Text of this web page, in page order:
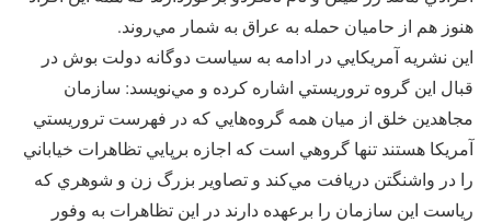
هنوز هم از حاميان حمله به عراق به شمار مي‌روند.
اين نشريه آمريكايي در ادامه به سياست دوگانه دولت بوش در
قبال اين گروه تروريستي اشاره كرده و مي‌نويسد: سازمان
مجاهدين خلق از ميان همه گروه‌هايي كه در فهرست تروريستي
آمريكا هستند تنها گروهي است كه اجازه برپايي تظاهرات خياباني
را در واشنگتن دريافت مي‌كند و تصاوير بزرگ زن و شوهري كه
رياست اين سازمان را برعهده دارند در اين تظاهرات به وفور